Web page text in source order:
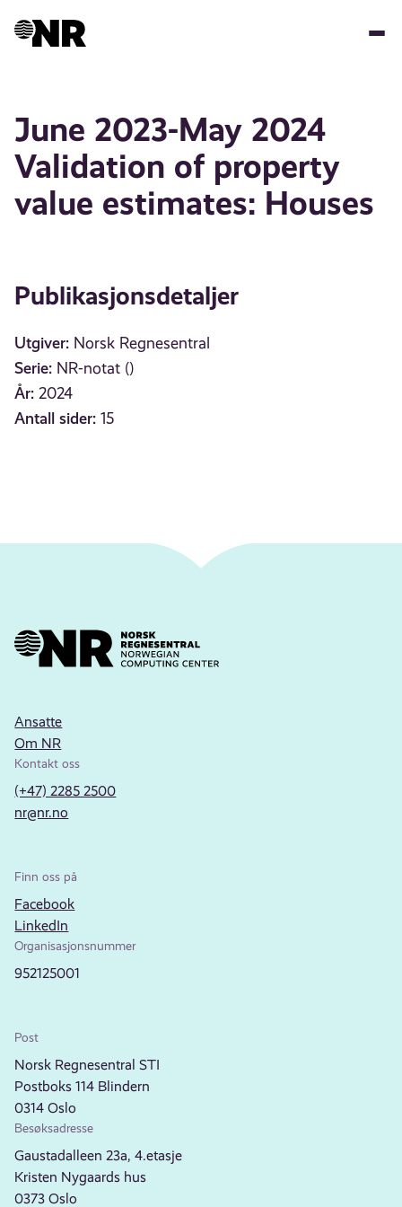
June 2023-May 2024
Validation of property
value estimates: Houses
Publikasjonsdetaljer
Utgiver: Norsk Regnesentral
Serie: NR-notat ()
År: 2024
Antall sider: 15
Ansatte
Om NR
Kontakt oss
(+47) 2285 2500
nr@nr.no
Finn oss på
Facebook
LinkedIn
Organisasjonsnummer
952125001
Post
Norsk Regnesentral STI
Postboks 114 Blindern
0314 Oslo
Besøksadresse
Gaustadalleen 23a, 4.etasje
Kristen Nygaards hus
0373 Oslo